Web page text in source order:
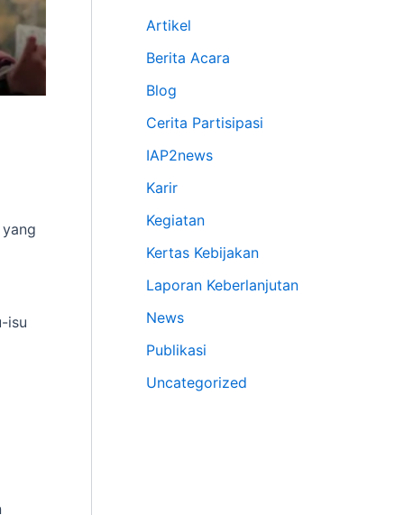
isu
Artikel
Berita Acara
Blog
Cerita Partisipasi
IAP2news
Karir
Kegiatan
Kertas Kebijakan
Laporan Keberlanjutan
News
Publikasi
Uncategorized